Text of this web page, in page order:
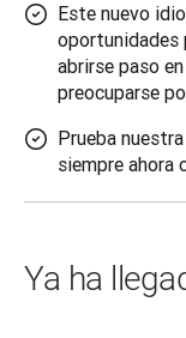
Este nuevo
oportunidades
abrirse paso
preocuparse
Prueba
siempre ahora
Ya ha